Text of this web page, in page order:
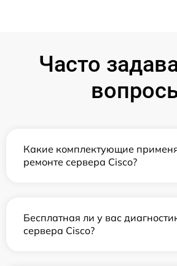
Часто
Какие комплектующие
ремонте сервера Cisco?
Бесплатная ли у вас
сервера Cisco?